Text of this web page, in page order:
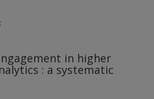
in higher
: a systematic